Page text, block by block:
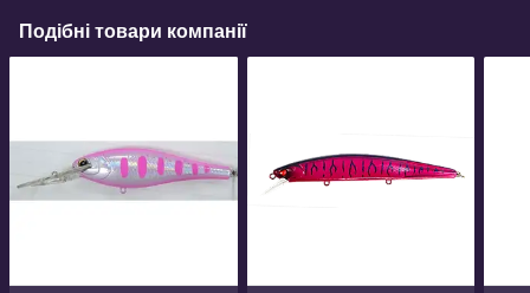
Подібні товари компанії